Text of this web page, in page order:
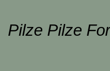
Pilze Pilze